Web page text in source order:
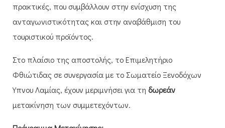
πρακτικές, που συμβάλλουν στην ενίσχυση της
ανταγωνιστικότητας και στην αναβάθμιση του
τουριστικού προϊόντος.
Στο πλαίσιο της αποστολής, το Επιμελητήριο
Φθιώτιδας σε συνεργασία με το Σωματείο Ξενοδόχων
Ύπνου Λαμίας, έχουν μεριμνήσει για τη δωρεάν
μετακίνηση των συμμετεχόντων.